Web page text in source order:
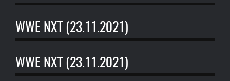
WWE NXT (23.11.2021)
WWE NXT (23.11.2021)